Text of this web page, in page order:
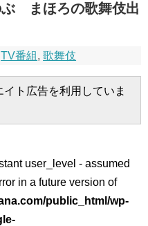
ぶ まほろの歌舞伎出
TV番組 ,歌舞伎
ト広告を利用していま
user_level - assumed
in a future version of
public_html/wp-